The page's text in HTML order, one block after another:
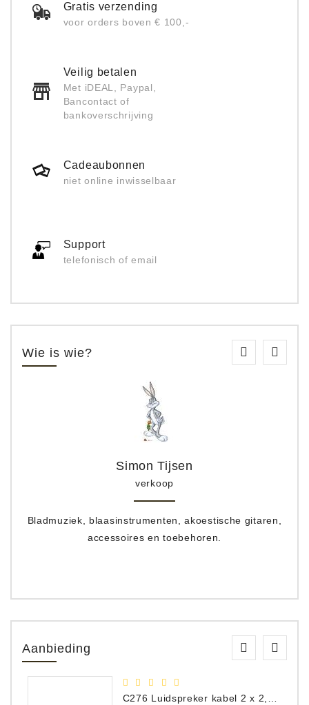
Gratis verzending
voor orders boven € 100,-
Veilig betalen
Met iDEAL, Paypal,
Bancontact of
bankoverschrijving
Cadeaubonnen
niet online inwisselbaar
Support
telefonisch of email
Wie is wie?
Simon Tijsen
verkoop
Bladmuziek, blaasinstrumenten, akoestische gitaren,
accessoires en toebehoren.
Aanbieding
C276 Luidspreker kabel 2 x 2,50 mm² (per meter)